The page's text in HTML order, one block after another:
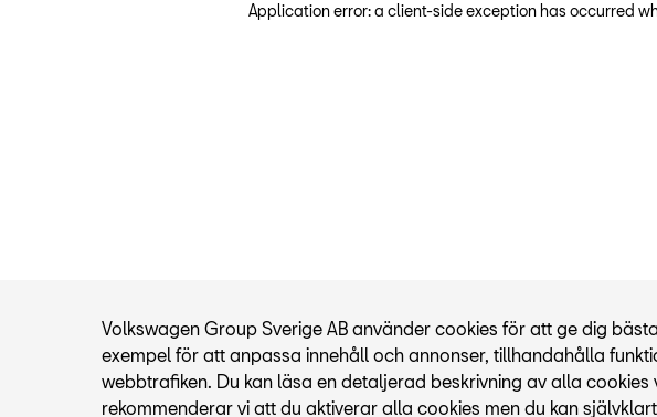
Application error: a client-side exception has occurred
Volkswagen Group Sverige AB använder cookies för att ge dig
exempel för att anpassa innehåll och annonser, tillhandahålla
webbtrafiken. Du kan läsa en detaljerad beskrivning av alla
rekommenderar vi att du aktiverar alla cookies men du kan